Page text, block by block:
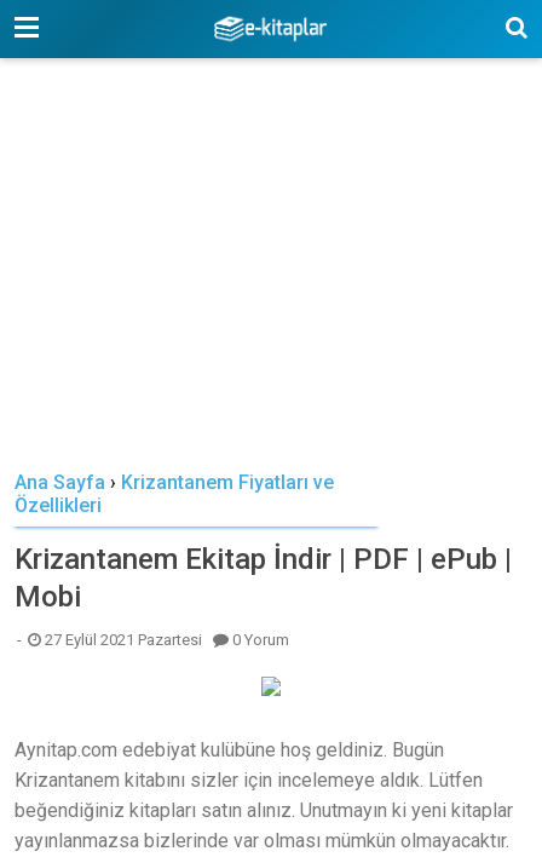
-->
Ana Sayfa › Krizantanem Fiyatları ve
Özellikleri
Krizantanem Ekitap İndir | PDF | ePub |
Mobi
27 Eylül 2021 Pazartesi 0 Yorum
Aynitap.com edebiyat kulübüne hoş geldiniz. Bugün
Krizantanem kitabını sizler için incelemeye aldık. Lütfen
beğendiğiniz kitapları satın alınız. Unutmayın ki yeni kitaplar
yayınlanmazsa bizlerinde var olması mümkün olmayacaktır.